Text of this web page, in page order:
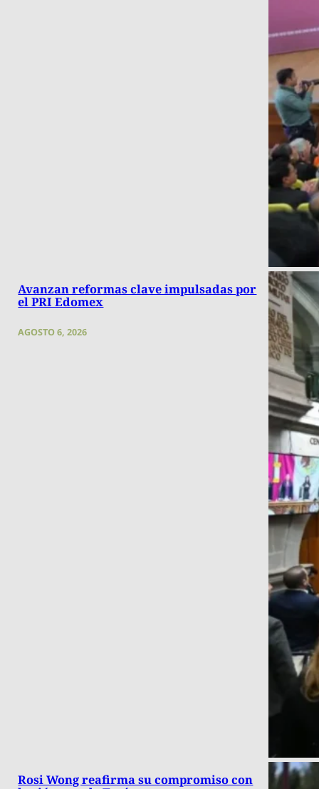
Avanzan reformas clave impulsadas por
el PRI Edomex
AGOSTO 6, 2026
Rosi Wong reafirma su compromiso con